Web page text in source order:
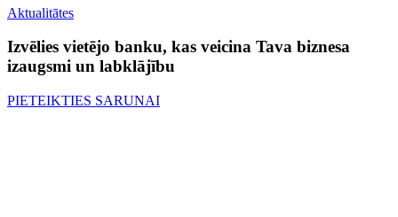
Aktualitātes
Izvēlies vietējo banku, kas veicina Tava biznesa
izaugsmi un labklājību
PIETEIKTIES SARUNAI